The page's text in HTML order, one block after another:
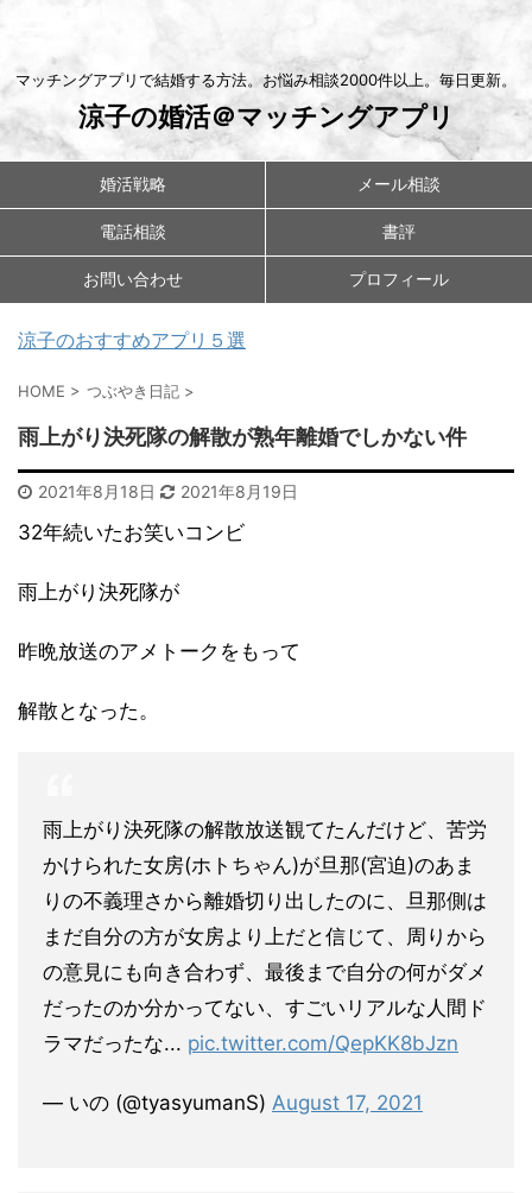
マッチングアプリで結婚する方法。お悩み相談2000件以上。毎日更新。
涼子の婚活＠マッチングアプリ
婚活戦略 メール相談
電話相談 書評
お問い合わせ プロフィール
涼子のおすすめアプリ５選
HOME > つぶやき日記 >
雨上がり決死隊の解散が熟年離婚でしかない件
2021年8月18日 2021年8月19日
32年続いたお笑いコンビ
雨上がり決死隊が
昨晩放送のアメトークをもって
解散となった。
雨上がり決死隊の解散放送観てたんだけど、苦労
かけられた女房(ホトちゃん)が旦那(宮迫)のあま
りの不義理さから離婚切り出したのに、旦那側は
まだ自分の方が女房より上だと信じて、周りから
の意見にも向き合わず、最後まで自分の何がダメ
だったのか分かってない、すごいリアルな人間ド
ラマだったな... pic.twitter.com/QepKK8bJzn
— いの (@tyasyumanS) August 17, 2021